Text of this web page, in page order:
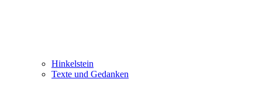
Hinkelstein
Texte und Gedanken